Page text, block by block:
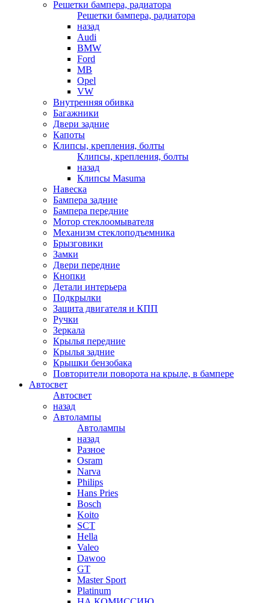
Решетки бампера, радиатора
Решетки бампера, радиатора
назад
Audi
BMW
Ford
MB
Opel
VW
Внутренняя обивка
Багажники
Двери задние
Капоты
Клипсы, крепления, болты
Клипсы, крепления, болты
назад
Клипсы Masuma
Навеска
Бампера задние
Бампера передние
Мотор стеклоомывателя
Механизм стеклоподъемника
Брызговики
Замки
Двери передние
Кнопки
Детали интерьера
Подкрылки
Защита двигателя и КПП
Ручки
Зеркала
Крылья передние
Крылья задние
Крышки бензобака
Повторители поворота на крыле, в бампере
Автосвет
Автосвет
назад
Автолампы
Автолампы
назад
Разное
Osram
Narva
Philips
Hans Pries
Bosch
Koito
SCT
Hella
Valeo
Dawoo
GT
Master Sport
Platinum